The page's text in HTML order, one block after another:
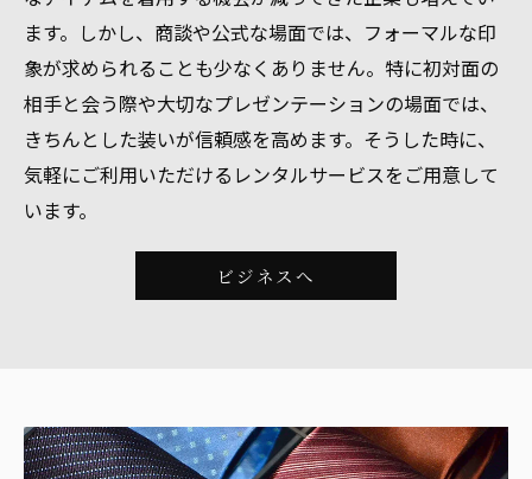
ます。しかし、商談や公式な場面では、フォーマルな印
象が求められることも少なくありません。特に初対面の
相手と会う際や大切なプレゼンテーションの場面では、
きちんとした装いが信頼感を高めます。そうした時に、
気軽にご利用いただけるレンタルサービスをご用意して
います。
ビジネスへ